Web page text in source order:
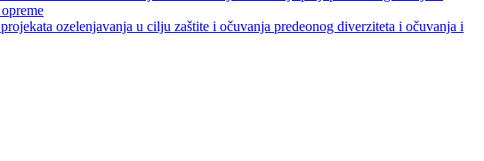
ozelenjavanja u cilju zaštite i očuvanja predeonog diverziteta i očuvanja i